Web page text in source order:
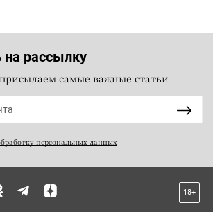
рассылку
самые важные статьи
персональных данных
18+